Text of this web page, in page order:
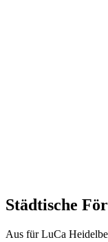
Städtische
Aus für LuCa